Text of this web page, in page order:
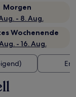
Morgen
- 8. Aug.
Wochenende
- 16. Aug.